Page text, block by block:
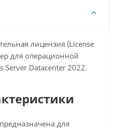
лицензия (License
для операционной
Server Datacenter 2022.
для